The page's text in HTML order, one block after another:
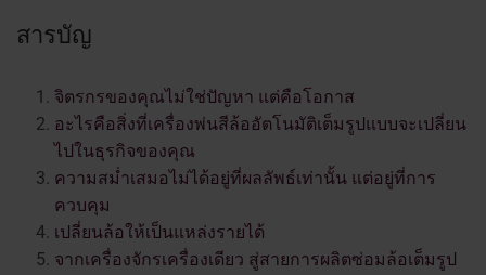
สารบัญ
จิตรกรของคุณไม่ใช่ปัญหา แต่คือโอกาส
อะไรคือสิ่งที่เครื่องพ่นสีล้ออัตโนมัติเต็มรูปแบบจะเปลี่ยน
ไปในธุรกิจของคุณ
ความสม่ำเสมอไม่ได้อยู่ที่ผลลัพธ์เท่านั้น แต่อยู่ที่การ
ควบคุม
เปลี่ยนล้อให้เป็นแหล่งรายได้
จากเครื่องจักรเครื่องเดียว สู่สายการผลิตซ่อมล้อเต็มรูป